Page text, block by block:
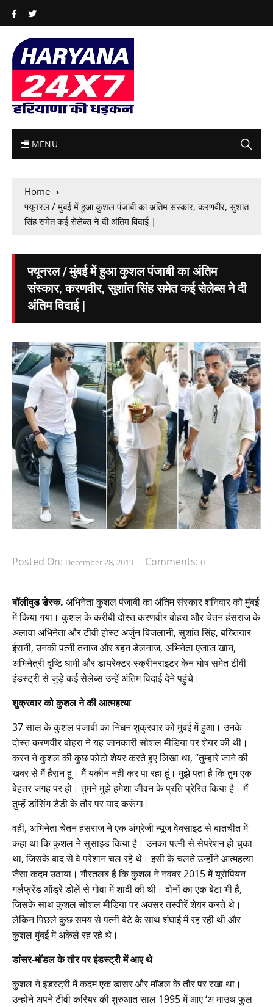
MENU
Home
फ्यूनरल / मुंबई में हुआ कुशल पंजाबी का अंतिम संस्कार, करणवीर, सुशांत
सिंह समेत कई सेलेब्स ने दी अंतिम विदाई |
फ्यूनरल / मुंबई में हुआ कुशल पंजाबी का अंतिम
संस्कार, करणवीर, सुशांत सिंह समेत कई सेलेब्स ने दी
अंतिम विदाई |
Posted On: December 28, 2019 Comments: 0
बॉलीवुड डेस्क. अभिनेता कुशल पंजाबी का अंतिम संस्कार शनिवार को मुंबई
में किया गया। कुशल के करीबी दोस्त करणवीर बोहरा और चेतन हंसराज के
अलावा अभिनेता और टीवी होस्ट अर्जुन बिजलानी, सुशांत सिंह, बख्तियार
ईरानी, उनकी पत्नी तनाज और बहन डेलनाज, अभिनेता एजाज खान,
अभिनेत्री दृष्टि धामी और डायरेक्टर-स्क्रीनराइटर केन घोष समेत टीवी
इंडस्ट्री से जुड़े कई सेलेब्स उन्हें अंतिम विदाई देने पहुंचे।
शुक्रवार को कुशल ने की आत्महत्या
37 साल के कुशल पंजाबी का निधन शुक्रवार को मुंबई में हुआ। उनके
दोस्त करणवीर बोहरा ने यह जानकारी सोशल मीडिया पर शेयर की थी।
करन ने कुशल की कुछ फोटो शेयर करते हुए लिखा था, “तुम्हारे जाने की
खबर से मैं हैरान हूं। मैं यकीन नहीं कर पा रहा हूं। मुझे पता है कि तुम एक
बेहतर जगह पर हो। तुमने मुझे हमेशा जीवन के प्रति प्रेरित किया है। मैं
तुम्हें डांसिंग डैडी के तौर पर याद करूंगा।
वहीं, अभिनेता चेतन हंसराज ने एक अंग्रेजी न्यूज वेबसाइट से बातचीत में
कहा था कि कुशल ने सुसाइड किया है। उनका पत्नी से सेपरेशन हो चुका
था, जिसके बाद से वे परेशान चल रहे थे। इसी के चलते उन्होंने आत्महत्या
जैसा कदम उठाया। गौरतलब है कि कुशल ने नवंबर 2015 में यूरोपियन
गर्लफ्रेंड ऑड्रे डोलें से गोवा में शादी की थी। दोनों का एक बेटा भी है,
जिसके साथ कुशल सोशल मीडिया पर अक्सर तस्वीरें शेयर करते थे।
लेकिन पिछले कुछ समय से पत्नी बेटे के साथ शंघाई में रह रही थी और
कुशल मुंबई में अकेले रह रहे थे।
डांसर-मॉडल के तौर पर इंडस्ट्री में आए थे
कुशल ने इंडस्ट्री में कदम एक डांसर और मॉडल के तौर पर रखा था।
उन्होंने अपने टीवी करियर की शुरुआत साल 1995 में आए ‘अ माउथ फुल